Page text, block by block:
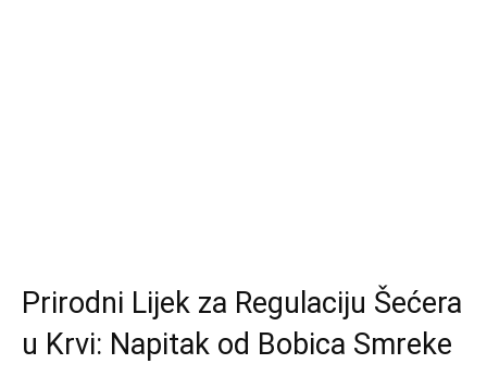
Prirodni Lijek za Regulaciju Šećera
u Krvi: Napitak od Bobica Smreke